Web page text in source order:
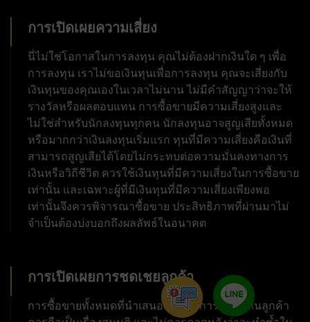
การเปิดเผยความเสี่ยง
นี่ไม่ใช่โอกาสในการลงทุน คุณไม่ต้องฝากเงินใด ๆ เพื่อ
การลงทุน เราไม่ขอเงินทุนเพื่อการลงทุน คุณจะเสี่ยงกับ
เงินทุนของคุณเองในเวลาไม่นาน ไม่มีคำสัญญาว่าจะให้
รางวัลหรือผลตอบแทน การซื้อขายมีความเสี่ยงสูงและ
ไม่ใช่สำหรับนักลงทุนทุกคน นักลงทุนอาจสูญเสียทั้งหมด
หรือมากกว่าเงินลงทุนเริ่มแรก ทุนที่มีความเสี่ยงคือเงินที่
สามารถสูญเสียได้โดยไม่กระทบต่อความมั่นคงทางการ
เงินหรือวิถีชีวิต ควรใช้เงินทุนที่มีความเสี่ยงในการซื้อขาย
เท่านั้น และเฉพาะผู้ที่มีเงินทุนที่มีความเสี่ยงเพียงพอ
เท่านั้นจึงควรพิจารณาซื้อขาย ประสิทธิภาพที่ผ่านมาไม่
จำเป็นต้องบ่งบอกถึงผลลัพธ์ในอนาคต
การเปิดเผยการชดเชยลูกค้า
การซื้อขายทั้งหมดที่นำเสนอเพื่อเป็นการตอบแทนลูกค้า